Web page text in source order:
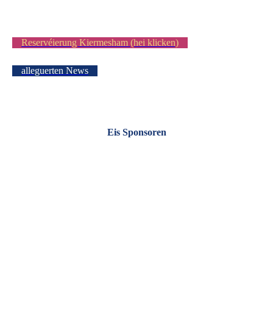
Reservéierung Kiermesham (hei klicken)
alleguerten News
Eis Sponsoren